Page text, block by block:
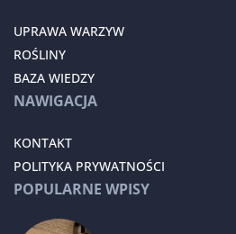
UPRAWA WARZYW
ROŚLINY
BAZA WIEDZY
NAWIGACJA
KONTAKT
POLITYKA PRYWATNOŚCI
POPULARNE WPISY